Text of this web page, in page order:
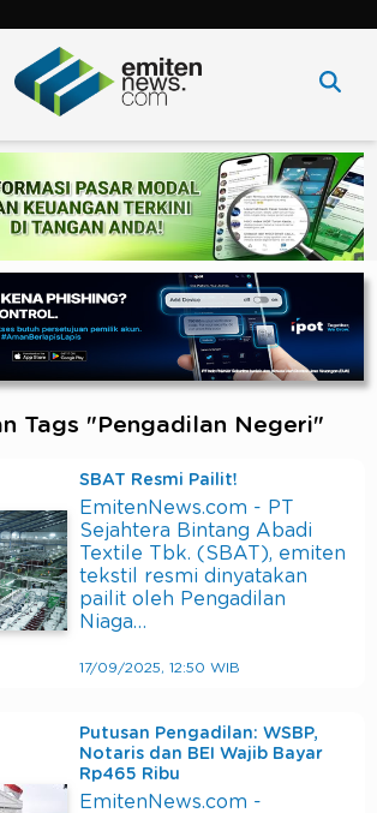
Tags "Pengadilan Negeri"
SBAT Resmi Pailit!
EmitenNews.com - PT
Sejahtera Bintang Abadi
Textile Tbk. (SBAT), emiten
tekstil resmi dinyatakan
pailit oleh Pengadilan
Niaga…
17/09/2025, 12:50 WIB
Putusan Pengadilan: WSBP,
Notaris dan BEI Wajib Bayar
Rp465 Ribu
EmitenNews.com -